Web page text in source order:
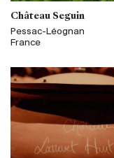
Château Seguin
Pessac-Léognan
France